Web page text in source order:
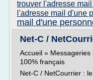
trouver l'adresse
l'adresse mail d'une
mail d'une
Net-C /
Accueil »
100% français
Net-C / NetCourrier :